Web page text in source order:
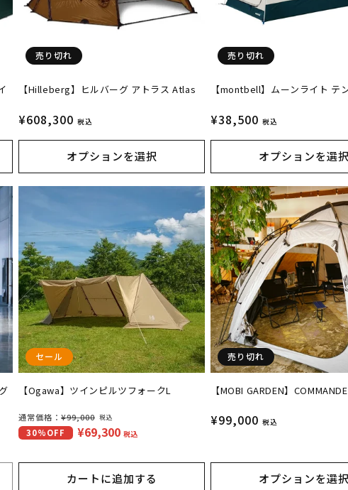
売り切れ
【Hilleberg】ヒルバーグ アトラス Atlas
通
常
格
¥608,300 税込
オプションを選択
売り切れ
【montbell】ムーンライト テ
通
常
格
¥38,500 税込
オプションを選択
セール
【Ogawa】ツインピルツフォークL
通
常
通常価格： ¥99,000 税込
セ30%OFF ¥69,300税込
カートに追加する
売り切れ
【MOBI GARDEN】
通
¥99,000 税込
オプションを選択